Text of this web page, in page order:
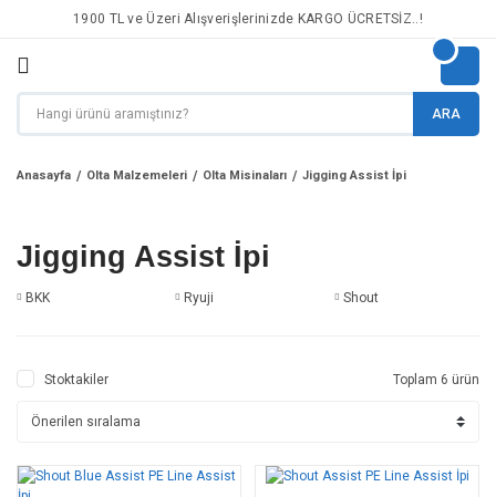
1900 TL ve Üzeri Alışverişlerinizde KARGO ÜCRETSİZ..!
ARA
Anasayfa Olta Malzemeleri Olta Misinaları Jigging Assist İpi
Jigging Assist İpi
BKK Ryuji Shout
Stoktakiler Toplam 6 ürün